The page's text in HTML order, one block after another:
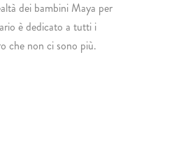
dei bambini Maya per
è dedicato a tutti i
che non ci sono più.